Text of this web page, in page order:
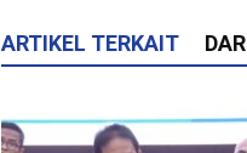
ARTIKEL TERKAIT